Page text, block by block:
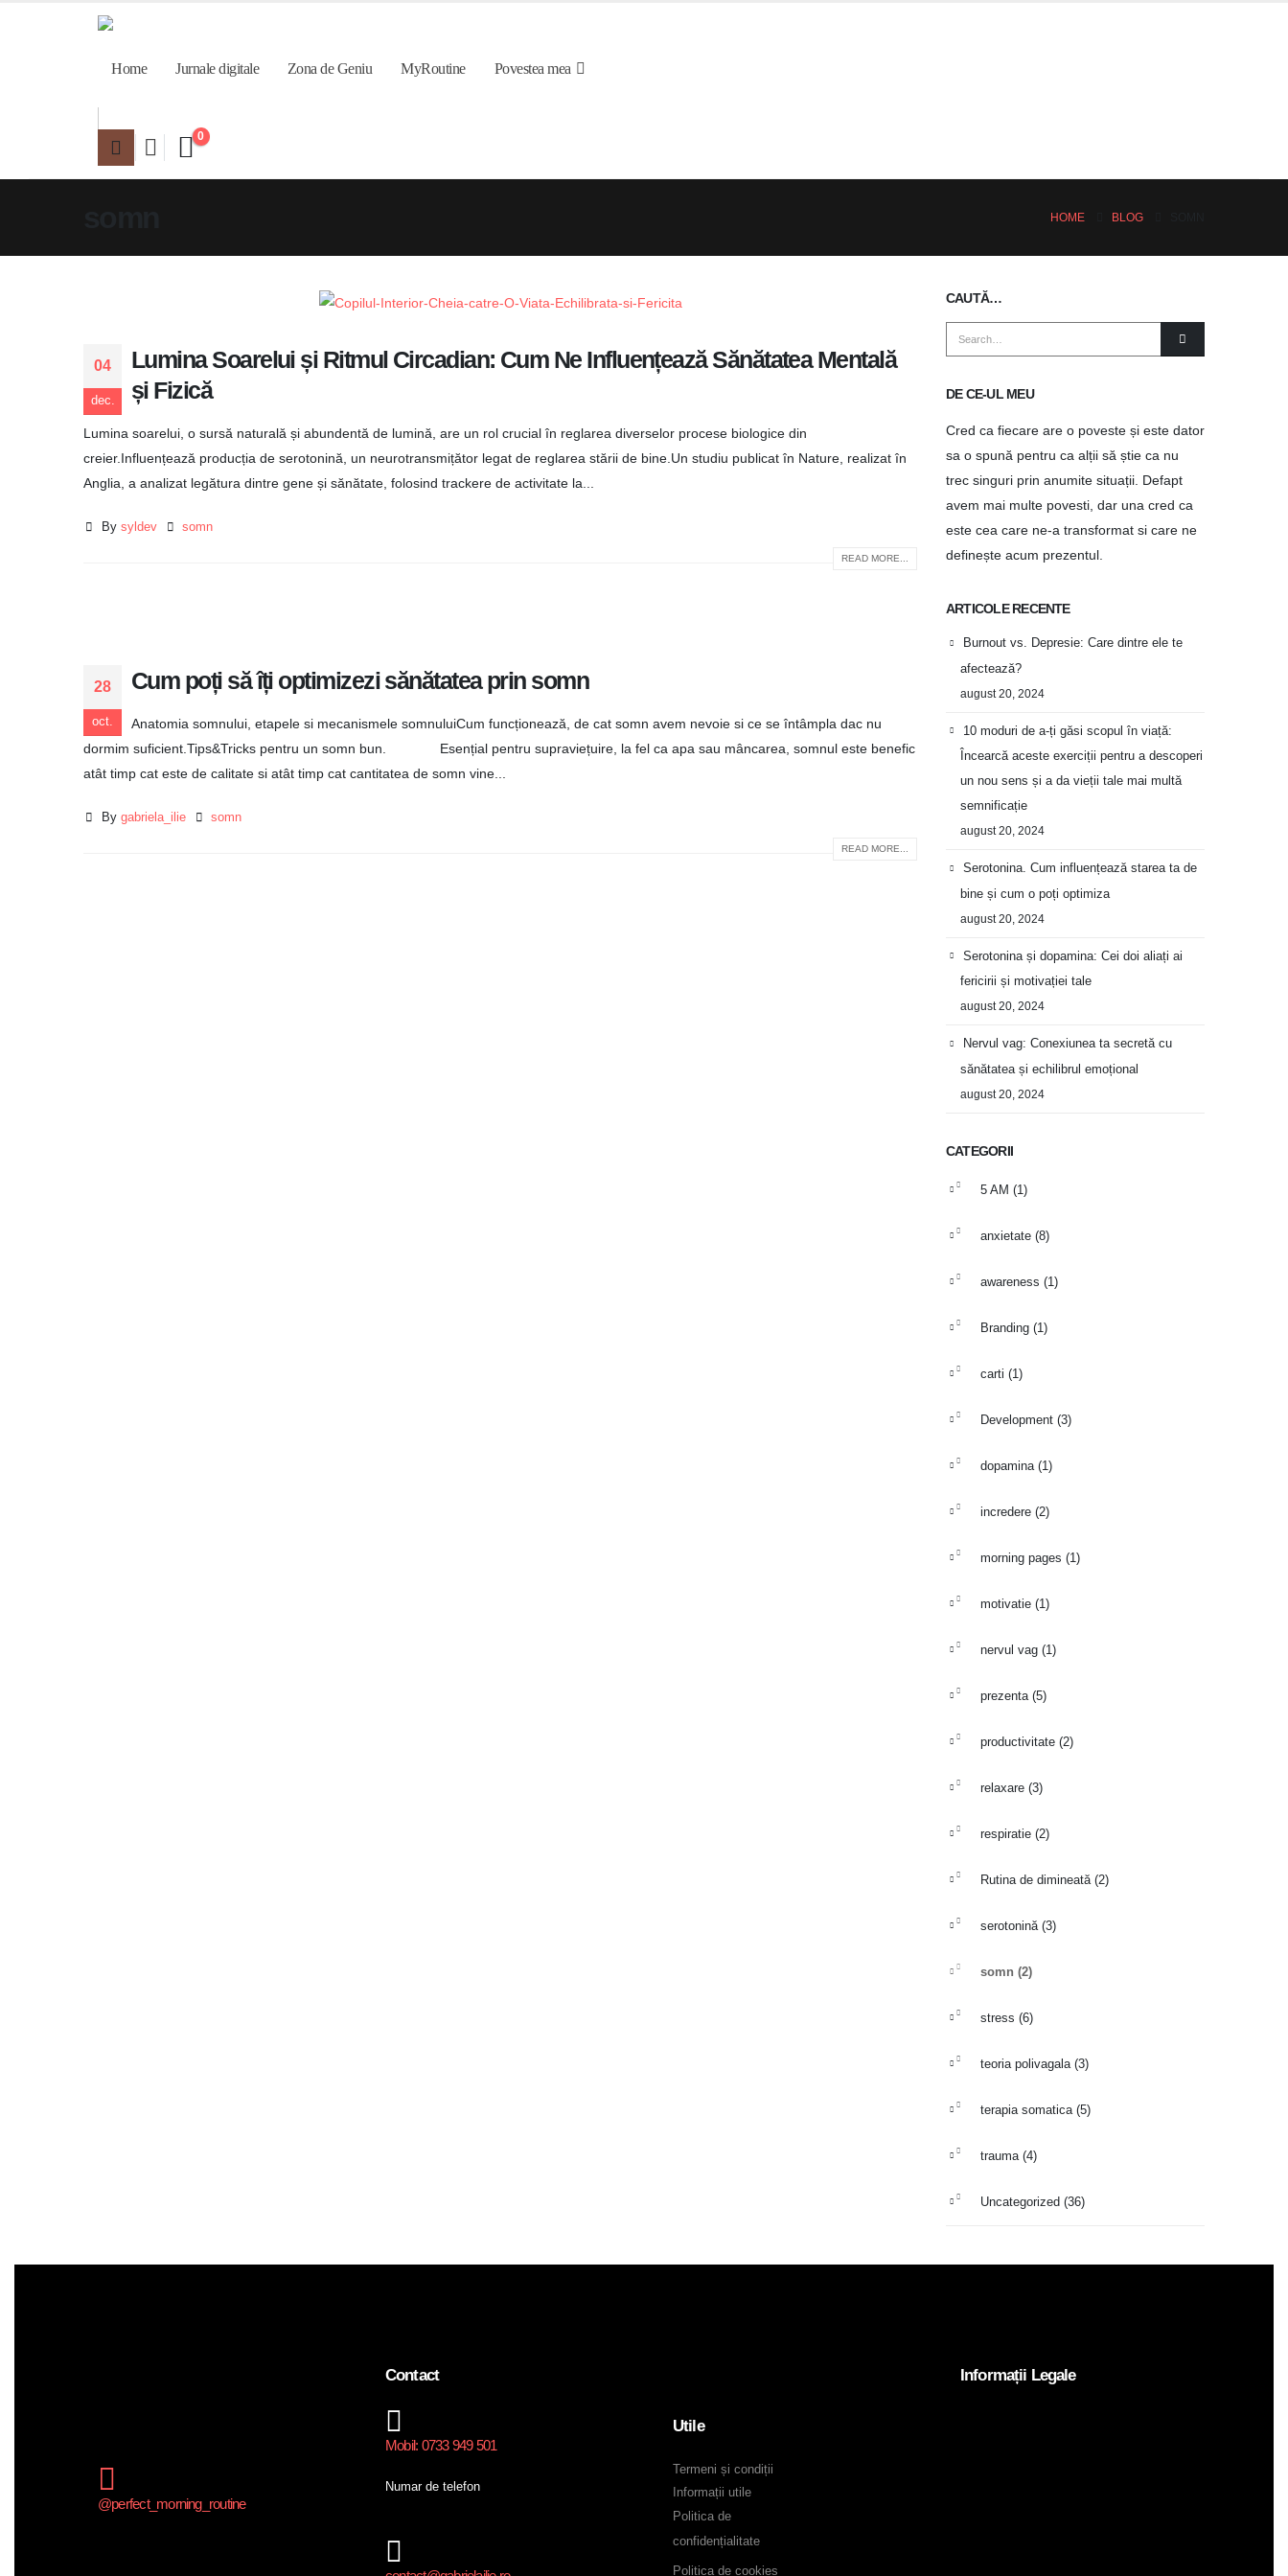
Home Jurnale digitale Zona de Geniu MyRoutine Povestea mea
0
HOME BLOG
04
dec.
Lumina Soarelui și Ritmul Circadian: Cum Ne Influențează Sănătatea Mentală
și Fizică
Lumina soarelui, o sursă naturală și abundentă de lumină, are un rol crucial în reglarea diverselor procese biologice din
creier.Influențează producția de serotonină, un neurotransmițător legat de reglarea stării de bine.Un studiu publicat în Nature, realizat în
Anglia, a analizat legătura dintre gene și sănătate, folosind trackere de activitate la...
By syldev somn
READ MORE...
28
oct.
Cum poți să îți optimizezi sănătatea prin somn
Anatomia somnului, etapele si mecanismele somnuluiCum funcționează, de cat somn avem nevoie si ce se întâmpla dac nu
dormim suficient.Tips&Tricks pentru un somn bun. Esențial pentru supraviețuire, la fel ca apa sau mâncarea, somnul este benefic
atât timp cat este de calitate si atât timp cat cantitatea de somn vine...
By gabriela_ilie somn
READ MORE...
CAUTĂ…
DE CE-UL MEU
Cred ca fiecare are o poveste și este dator
sa o spună pentru ca alții să știe ca nu
trec singuri prin anumite situații. Defapt
avem mai multe povesti, dar una cred ca
este cea care ne-a transformat si care ne
definește acum prezentul.
ARTICOLE RECENTE
Burnout vs. Depresie: Care dintre ele te
afectează?
august 20, 2024
10 moduri de a-ți găsi scopul în viață:
Încearcă aceste exerciții pentru a descoperi
un nou sens și a da vieții tale mai multă
semnificație
august 20, 2024
Serotonina. Cum influențează starea ta de
bine și cum o poți optimiza
august 20, 2024
Serotonina și dopamina: Cei doi aliați ai
fericirii și motivației tale
august 20, 2024
Nervul vag: Conexiunea ta secretă cu
sănătatea și echilibrul emoțional
august 20, 2024
CATEGORII
5 AM (1)
anxietate (8)
awareness (1)
Branding (1)
carti (1)
Development (3)
dopamina (1)
incredere (2)
morning pages (1)
motivatie (1)
nervul vag (1)
prezenta (5)
productivitate (2)
relaxare (3)
respiratie (2)
Rutina de dimineată (2)
serotonină (3)
somn (2)
stress (6)
teoria polivagala (3)
terapia somatica (5)
trauma (4)
Uncategorized (36)
@perfect_morning_routine
Contact
Mobil: 0733 949 501
Numar de telefon
Utile
Termeni și condiții
Informații utile
Politica de
confidențialitate
Politica de cookies
Informații Legale